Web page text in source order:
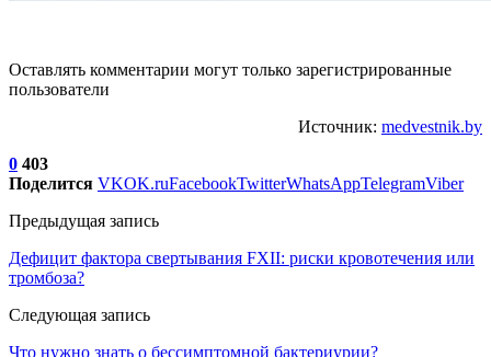
Оставлять комментарии могут только зарегистрированные
пользователи
Источник: medvestnik.by
0 403
Поделится VKOK.ruFacebookTwitterWhatsAppTelegramViber
Предыдущая запись
Дефицит фактора свертывания FXII: риски кровотечения или
тромбоза?
Следующая запись
Что нужно знать о бессимптомной бактериурии?